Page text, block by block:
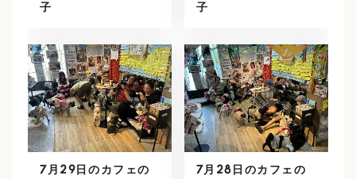
子
子
7月29日のカフェの
7月28日のカフェの